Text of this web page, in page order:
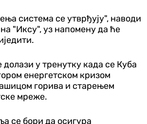
система се утврђују", наводи
"Иксу", уз напомену да ће
долази у тренутку када се Куба
енергетском кризом
горива и старењем
мреже.
се бори да осигура